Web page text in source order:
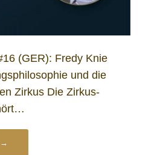
(GER): Fredy Knie
und die
Zirkus Die Zirkus-
→